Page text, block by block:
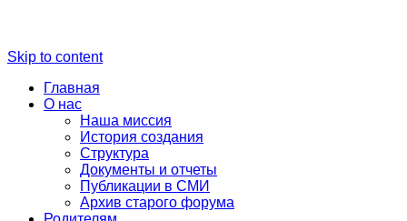
Skip to content
Главная
О нас
Наша миссия
История создания
Структура
Документы и отчеты
Публикации в СМИ
Архив старого форума